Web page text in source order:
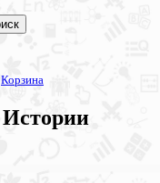
Корзина